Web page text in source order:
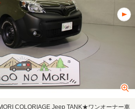
COLORIAGE Jeep TANK★ワンオーナー車